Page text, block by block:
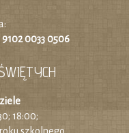
9102 0033 0506
18:00;